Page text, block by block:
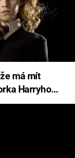
má mít
Harryho